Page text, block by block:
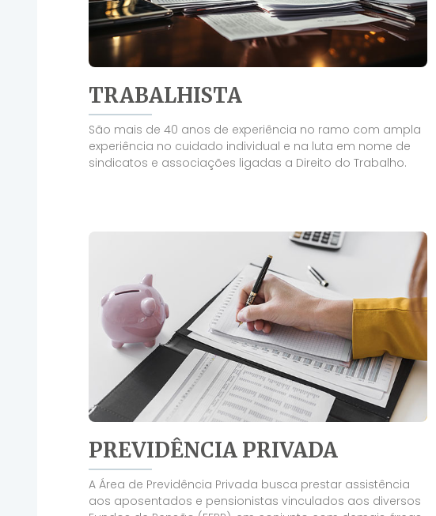
TRABALHISTA
São mais de 40 anos de experiência no ramo com ampla
experiência no cuidado individual e na luta em nome de
sindicatos e associações ligadas a Direito do Trabalho.
PREVIDÊNCIA PRIVADA
A Área de Previdência Privada busca prestar assistência
aos aposentados e pensionistas vinculados aos diversos